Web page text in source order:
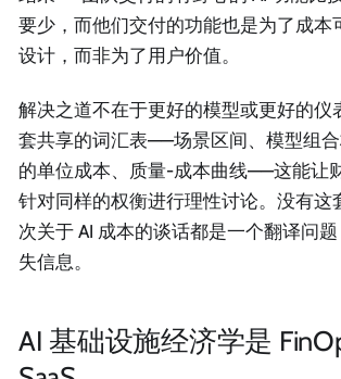
要少，而他们交付的功能也是为了成本
设计，而非为了用户价值。
解决之道不在于更好的模型或更好的仪
套共享的词汇表——场景区间、模型组
的单位成本、质量-成本曲线——这能让
针对同样的权衡进行理性讨论。没有这
次关于 AI 成本的谈话都是一个翻译问
失信息。
AI 基础设施经济学是